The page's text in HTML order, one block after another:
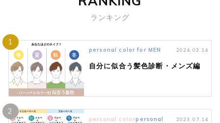
ランキング
1
personal color for MEN 2024.03.14
自分に似合う髪色診断・メンズ編
2
personal colorpersonal
2023.07.14